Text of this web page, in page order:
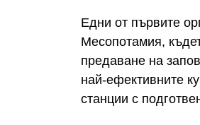
Едни от първите
Месопотамия,
предаване на
най-ефективните
станции с